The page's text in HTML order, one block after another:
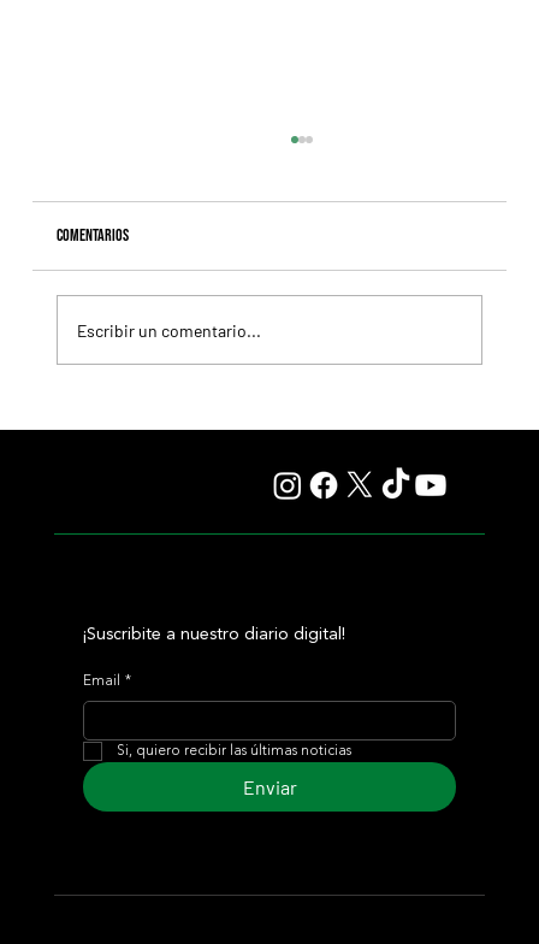
Comentarios
Escribir un comentario...
¡Suscribite a nuestro diario digital!
Email *
Si, quiero recibir las últimas noticias
Enviar